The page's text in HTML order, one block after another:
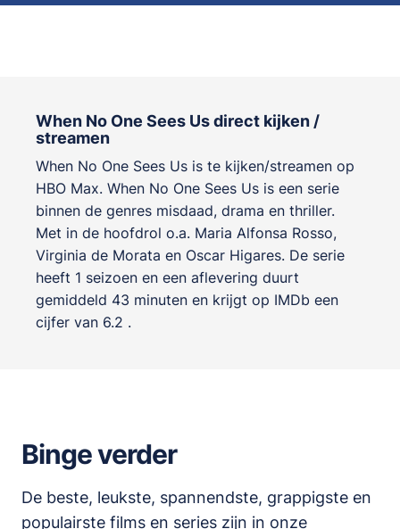
When No One Sees Us direct kijken /
streamen
When No One Sees Us is te kijken/streamen op
HBO Max. When No One Sees Us is een serie
binnen de genres misdaad, drama en thriller.
Met in de hoofdrol o.a. Maria Alfonsa Rosso,
Virginia de Morata en Oscar Higares. De serie
heeft 1 seizoen en een aflevering duurt
gemiddeld 43 minuten en krijgt op IMDb een
cijfer van 6.2 .
Binge verder
De beste, leukste, spannendste, grappigste en
populairste films en series zijn in onze